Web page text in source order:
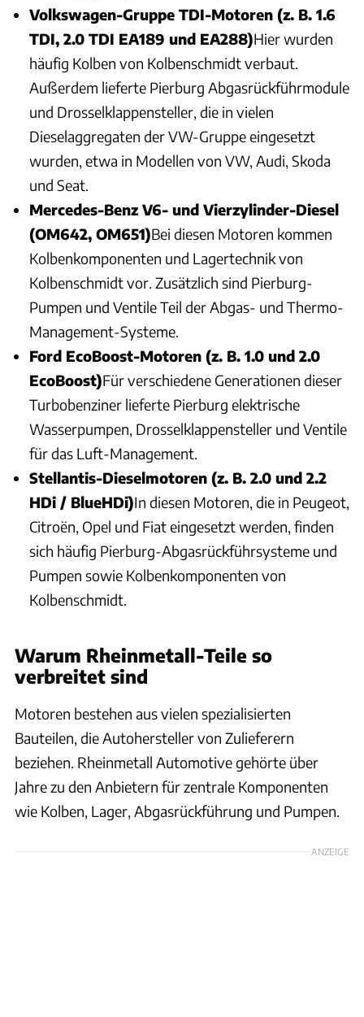
Volkswagen-Gruppe TDI-Motoren (z. B. 1.6
TDI, 2.0 TDI EA189 und EA288)Hier wurden
häufig Kolben von Kolbenschmidt verbaut.
Außerdem lieferte Pierburg Abgasrückführmodule
und Drosselklappensteller, die in vielen
Dieselaggregaten der VW-Gruppe eingesetzt
wurden, etwa in Modellen von VW, Audi, Skoda
und Seat.
Mercedes-Benz V6- und Vierzylinder-Diesel
(OM642, OM651)Bei diesen Motoren kommen
Kolbenkomponenten und Lagertechnik von
Kolbenschmidt vor. Zusätzlich sind Pierburg-
Pumpen und Ventile Teil der Abgas- und Thermo-
Management-Systeme.
Ford EcoBoost-Motoren (z. B. 1.0 und 2.0
EcoBoost)Für verschiedene Generationen dieser
Turbobenziner lieferte Pierburg elektrische
Wasserpumpen, Drosselklappensteller und Ventile
für das Luft-Management.
Stellantis-Dieselmotoren (z. B. 2.0 und 2.2
HDi / BlueHDi)In diesen Motoren, die in Peugeot,
Citroën, Opel und Fiat eingesetzt werden, finden
sich häufig Pierburg-Abgasrückführsysteme und
Pumpen sowie Kolbenkomponenten von
Kolbenschmidt.
Warum Rheinmetall-Teile so
verbreitet sind
Motoren bestehen aus vielen spezialisierten
Bauteilen, die Autohersteller von Zulieferern
beziehen. Rheinmetall Automotive gehörte über
Jahre zu den Anbietern für zentrale Komponenten
wie Kolben, Lager, Abgasrückführung und Pumpen.
ANZEIGE